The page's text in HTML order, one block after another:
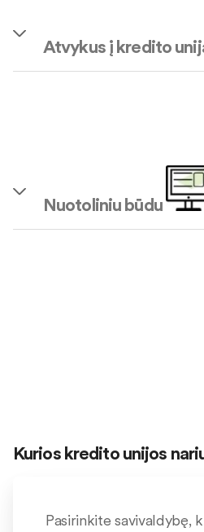
Atvykus į kredito
Nuotoliniu būdu
Kurios kredito unijos
Pasirinkite savivaldybę,